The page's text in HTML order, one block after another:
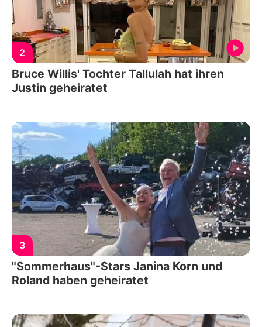
2
Bruce Willis' Tochter Tallulah hat ihren
Justin geheiratet
3
"Sommerhaus"-Stars Janina Korn und
Roland haben geheiratet